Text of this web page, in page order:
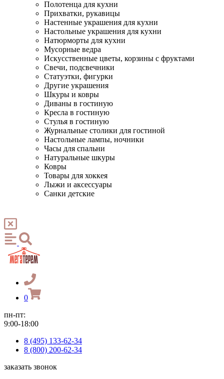
Полотенца для кухни
Прихватки, рукавицы
Настенные украшения для кухни
Настольные украшения для кухни
Натюрморты для кухни
Мусорные ведра
Искусственные цветы, корзины с фруктами
Свечи, подсвечники
Статуэтки, фигурки
Другие украшения
Шкуры и ковры
Диваны в гостиную
Кресла в гостиную
Стулья в гостиную
Журнальные столики для гостиной
Настольные лампы, ночники
Часы для спальни
Натуральные шкуры
Ковры
Товары для хоккея
Лыжи и аксессуары
Санки детские
0
пн-пт:
9:00-18:00
8 (495) 133-62-34
8 (800) 200-62-34
заказать звонок